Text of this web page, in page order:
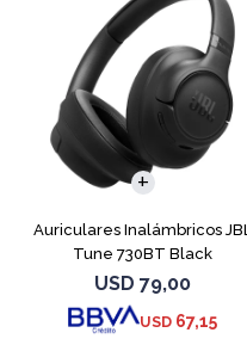
Auriculares Inalámbricos JBL
Tune 730BT Black
USD 79,00
USD 67,15